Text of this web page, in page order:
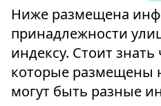
Ниже размещена
принадлежности
индексу. Стоит
которые размещены
могут быть разные